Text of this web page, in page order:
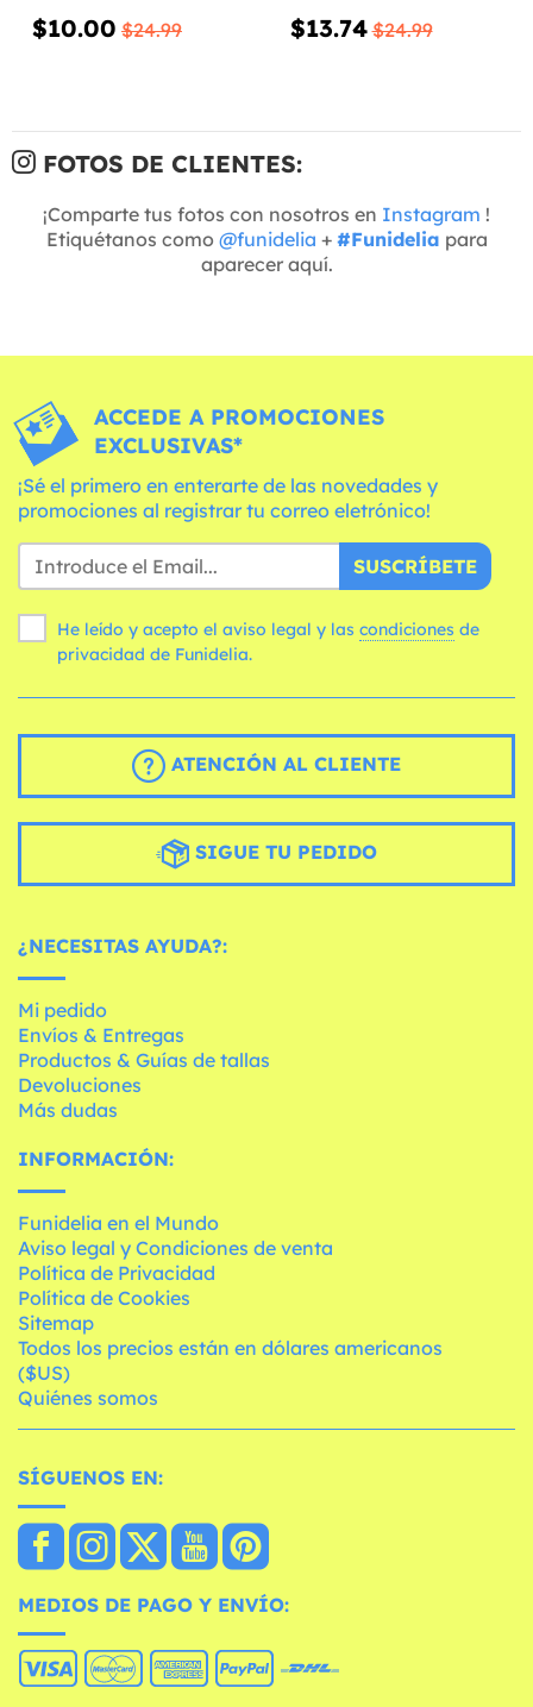
$10.00 $24.99 $13.74 $24.99
FOTOS DE CLIENTES:
¡Comparte tus fotos con nosotros en Instagram !
Etiquétanos como @funidelia + #Funidelia para
aparecer aquí.
ACCEDE A PROMOCIONES
EXCLUSIVAS*
¡Sé el primero en enterarte de las novedades y
promociones al registrar tu correo eletrónico!
SUSCRÍBETE
He leído y acepto el aviso legal y las condiciones
privacidad de Funidelia.
ATENCIÓN AL CLIENTE
SIGUE TU PEDIDO
¿NECESITAS AYUDA?:
Mi pedido
Envíos & Entregas
Productos & Guías de tallas
Devoluciones
Más dudas
INFORMACIÓN:
Funidelia en el Mundo
Aviso legal y Condiciones de venta
Política de Privacidad
Política de Cookies
Sitemap
Todos los precios están en dólares americanos
($US)
Quiénes somos
SÍGUENOS EN:
MEDIOS DE PAGO Y ENVÍO: